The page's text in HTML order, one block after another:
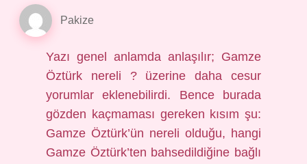
Pakize
Yazı genel anlamda anlaşılır; Gamze
Öztürk nereli ? üzerine daha cesur
yorumlar eklenebilirdi. Bence burada
gözden kaçmaması gereken kısım şu:
Gamze Öztürk’ün nereli olduğu, hangi
Gamze Öztürk’ten bahsedildiğine bağlı